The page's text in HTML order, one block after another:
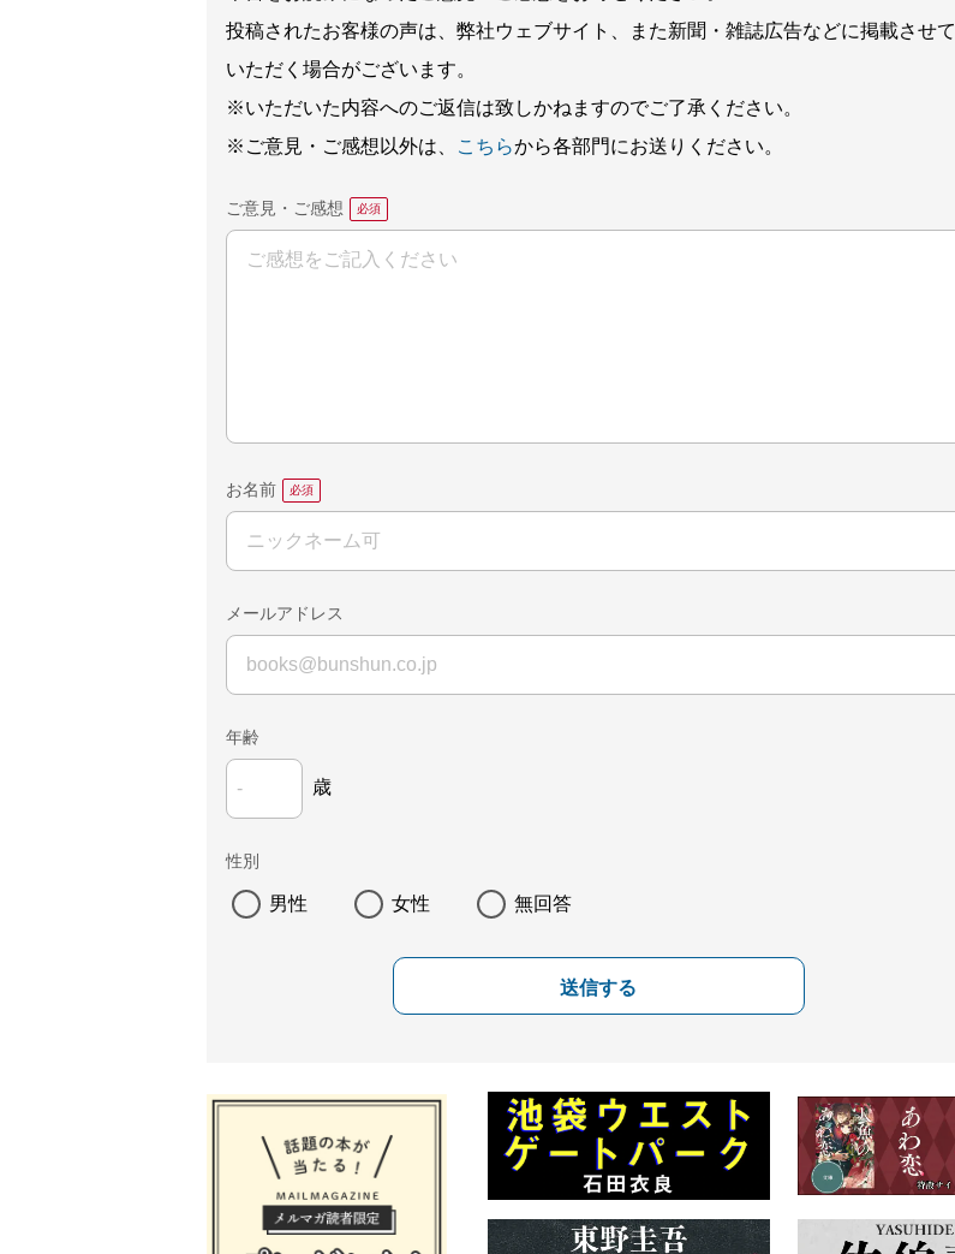
投稿されたお客様の声は、弊社ウェブサイト、また新聞・雑誌広告などに掲載させて
いただく場合がございます。
※いただいた内容へのご返信は致しかねますのでご了承ください。
※ご意見・ご感想以外は、
こちらから各部門にお送りください。
ご意見・ご感想
お名前
メールアドレス
年齢
歳
性別
男性 女性 無回答
送信する